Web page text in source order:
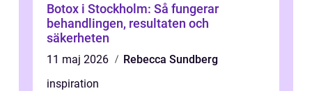
Botox i Stockholm: Så fungerar
behandlingen, resultaten och
säkerheten
11 maj 2026
Rebecca Sundberg
inspiration